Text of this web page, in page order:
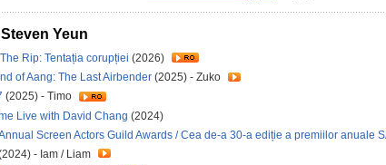
Yeun
Rip: Tentația corupției (2026)
of Aang: The Last Airbender (2025) - Zuko
(2025) - Timo
Live with David Chang (2024)
Screen Actors Guild Awards / Cea de-a 30-a ediție a premiilor anuale
- Iam / Liam